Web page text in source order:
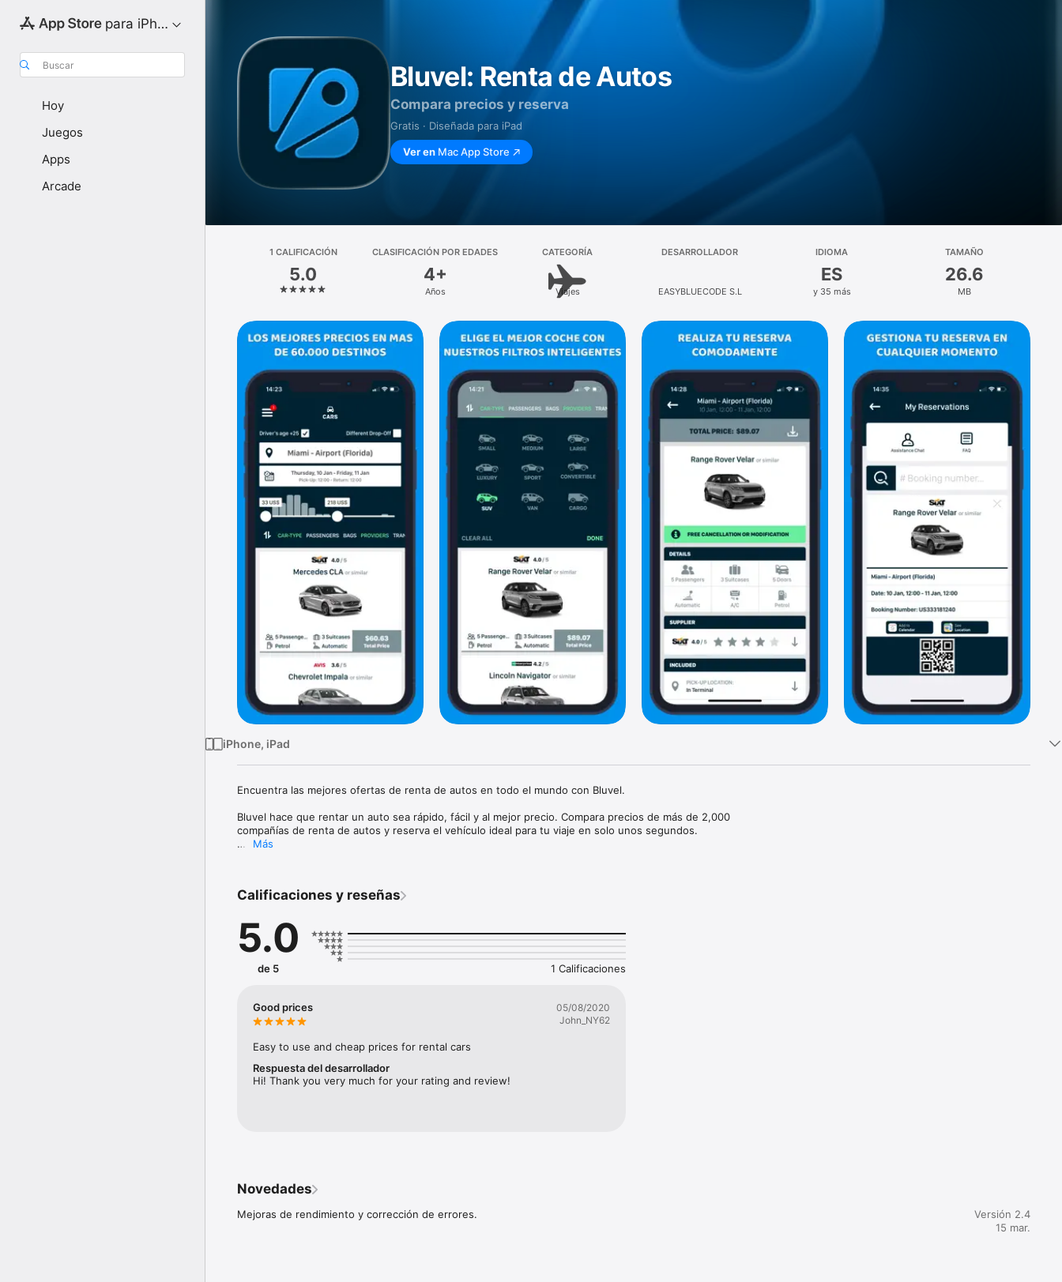
para iPhone
Buscar
Hoy
Juegos
Apps
Arcade
Bluvel: Renta de Autos
Compara precios y reserva
Gratis · Diseñada para iPad
Ver en Mac App Store
1 CALIFICACIÓN
5.0
CLASIFICACIÓN POR EDADES
4+
Años
CATEGORÍA
Viajes
DESARROLLADOR
EASYBLUECODE S.L
IDIOMA
ES
y 35 más
TAMAÑO
26.6
MB
iPhone, iPad
Encuentra las mejores ofertas de renta de autos en todo el mundo con Bluvel.
Bluvel hace que rentar un auto sea rápido, fácil y al mejor precio. Compara precios de más de 2,000
compañías de renta de autos y reserva el vehículo ideal para tu viaje en solo unos segundos.
CÓMO FUNCIONA
1. Elige el lugar de recogida
2. Compara autos y precios
3. Reserva tu auto en minutos
POR QUÉ ELEGIR BLUVEL
• Compara precios de más de 2,000 empresas de renta de autos
• Cambios o cancelaciones gratuitas
• Seguro básico incluido
Bluvel te ayuda a encontrar el vehículo perfecto al mejor precio.
Descarga Bluvel ahora y renta tu auto en segundos.
Más
Calificaciones y reseñas
5.0
de 5 1 Calificaciones
Good prices
05/08/2020
John_NY62
Easy to use and cheap prices for rental cars
Respuesta del desarrollador
Hi! Thank you very much for your rating and review!
Novedades
Mejoras de rendimiento y corrección de errores.
Versión 2.4
15 mar.